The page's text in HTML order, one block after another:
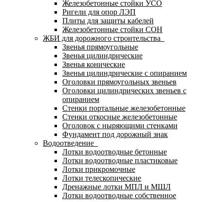
Железобетонные стойки УСО
Ригели для опор ЛЭП
Плиты для защиты кабелей
Железобетонные стойки СОН
ЖБИ для дорожного строительства
Звенья прямоугольные
Звенья цилиндрические
Звенья конические
Звенья цилиндрические с опиранием
Оголовки прямоугольных звеньев
Оголовки цилиндрических звеньев с
опиранием
Стенки портальные железобетонные
Стенки откосные железобетонные
Оголовок с ныряющими стенками
Фундамент под дорожный знак
Водоотведение
Лотки водоотводные бетонные
Лотки водоотводные пластиковые
Лотки прикромочные
Лотки телескопические
Дренажные лотки МПЛ и МШЛ
Лотки водоотводные собственное